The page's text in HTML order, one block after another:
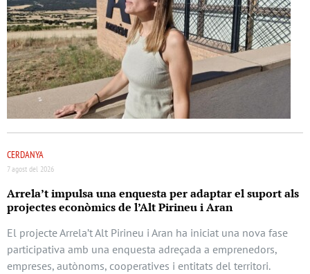
CERDANYA
7 agost del 2026
Arrela’t impulsa una enquesta per adaptar el suport als
projectes econòmics de l’Alt Pirineu i Aran
El projecte Arrela’t Alt Pirineu i Aran ha iniciat una nova fase
participativa amb una enquesta adreçada a emprenedors,
empreses, autònoms, cooperatives i entitats del territori.